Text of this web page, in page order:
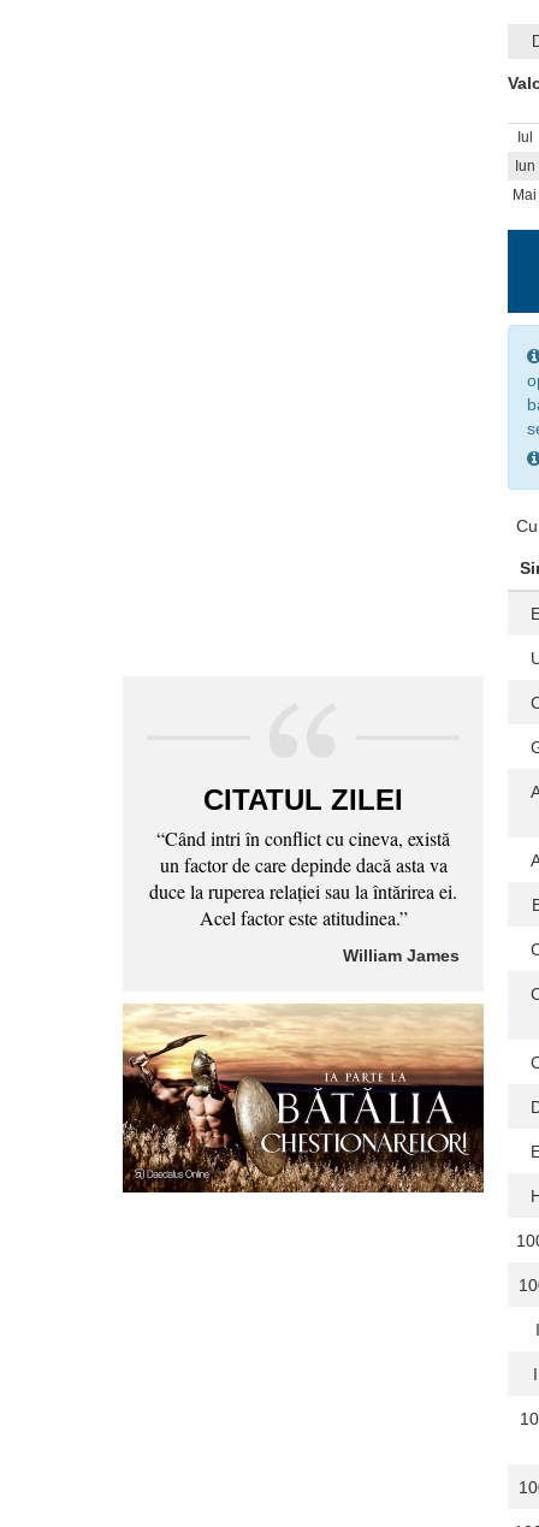
CITATUL ZILEI
“Când intri în conflict cu cineva, există
un factor de care depinde dacă asta va
duce la ruperea relaţiei sau la întărirea ei.
Acel factor este atitudinea.”
William James
Iul
Iun
Mai